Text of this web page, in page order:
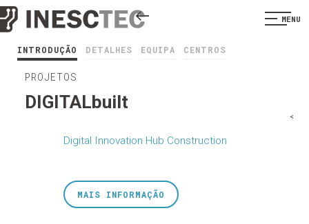
MENU
INTRODUÇÃO DETALHES EQUIPA CENTROS
PROJETOS
DIGITALbuilt
Digital Innovation Hub Construction
<
MAIS INFORMAÇÃO